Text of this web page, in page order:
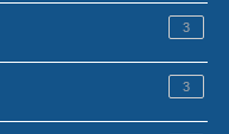
3
3